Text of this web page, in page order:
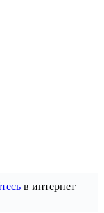
в интернет